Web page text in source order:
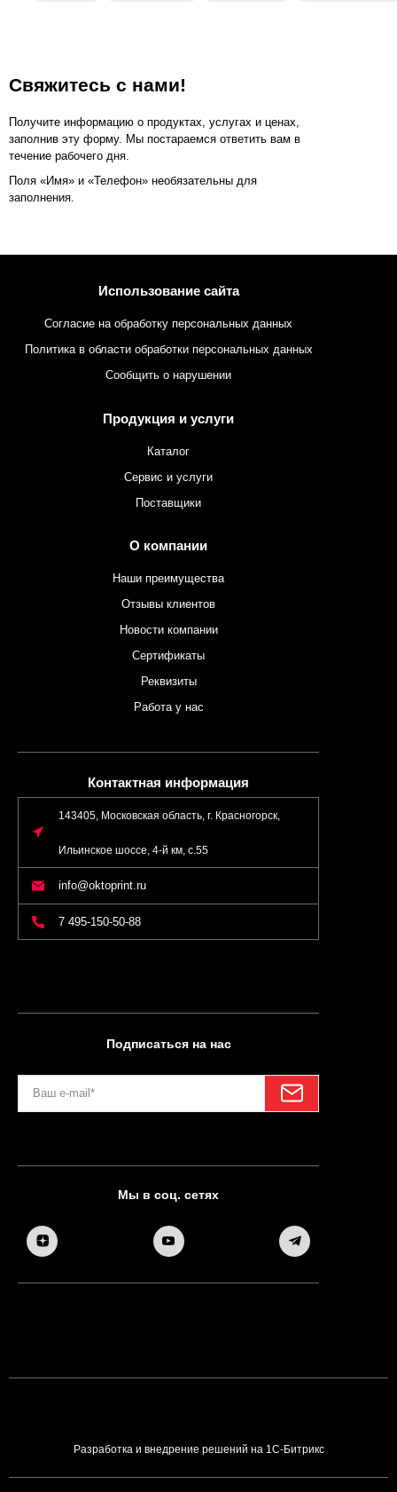
Свяжитесь с нами!
Получите информацию о продуктах, услугах и ценах,
заполнив эту форму. Мы постараемся ответить вам в
течение рабочего дня.
Поля «Имя» и «Телефон» необязательны для
заполнения.
Использование сайта
Согласие на обработку персональных данных
Политика в области обработки персональных данных
Сообщить о нарушении
Продукция и услуги
Каталог
Сервис и услуги
Поставщики
О компании
Наши преимущества
Отзывы клиентов
Новости компании
Сертификаты
Реквизиты
Работа у нас
Контактная информация
143405, Московская область, г. Красногорск,
Ильинское шоссе, 4-й км, с.55
info@oktoprint.ru
7 495-150-50-88
Подписаться на нас
Мы в соц. сетях
Разработка и внедрение решений на 1С-Битрикс